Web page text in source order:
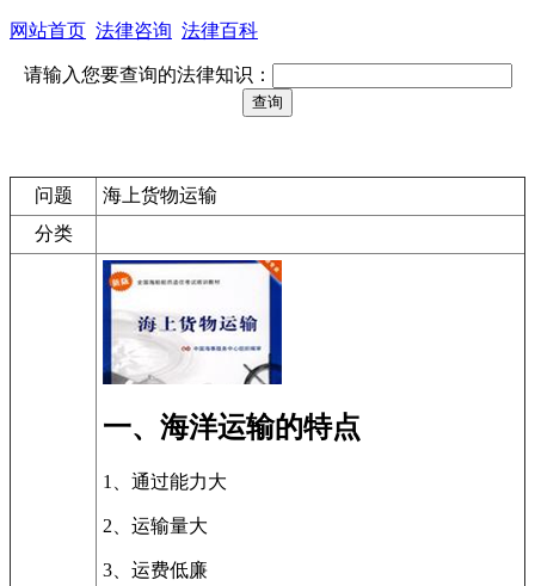
网站首页 法律咨询 法律百科
请输入您要查询的法律知识：
问题
海上货物运输
分类
一、海洋运输的特点
1 、通过能力大
2、运输量大
3 、运费低廉